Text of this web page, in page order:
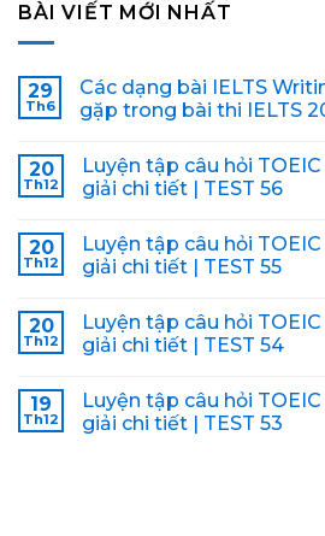
BÀI VIẾT MỚI NHẤT
29
Th6
Các dạng bài IELTS
gặp trong bài thi IELTS
20
Th12
Luyện tập câu hỏi
giải chi tiết | TEST 56
20
Th12
Luyện tập câu hỏi
giải chi tiết | TEST 55
20
Th12
Luyện tập câu hỏi
giải chi tiết | TEST 54
19
Th12
Luyện tập câu hỏi
giải chi tiết | TEST 53